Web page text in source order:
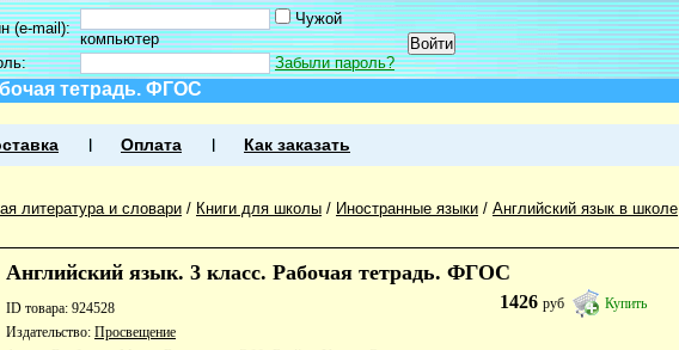
(e-mail):
Чужой
компьютер
Забыли пароль?
тетрадь. ФГОС
Оплата Как заказать
литература и словари / Книги для школы / Иностранные языки / Английский язык в школе
Английский язык. 3 класс. Рабочая тетрадь. ФГОС
1426руб Купить
ID товара: 924528
Издательство: Просвещение